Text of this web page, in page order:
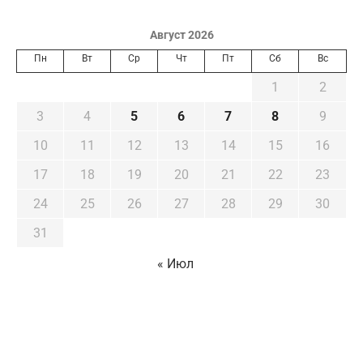
Август 2026
Пн Вт Ср Чт Пт Сб Вс
1
2
3
4 5 6 7 8
9
10
11 12 13 14 15
16
17
18 19 20 21 22
23
24
25 26 27 28 29
30
31
« Июл